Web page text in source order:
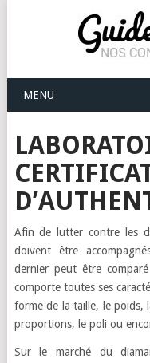
MENU
Afin de lutter contre les
doivent être
dernier peut être
comporte toutes ses
forme de la taille, le poids,
proportions, le poli ou
Sur le marché du